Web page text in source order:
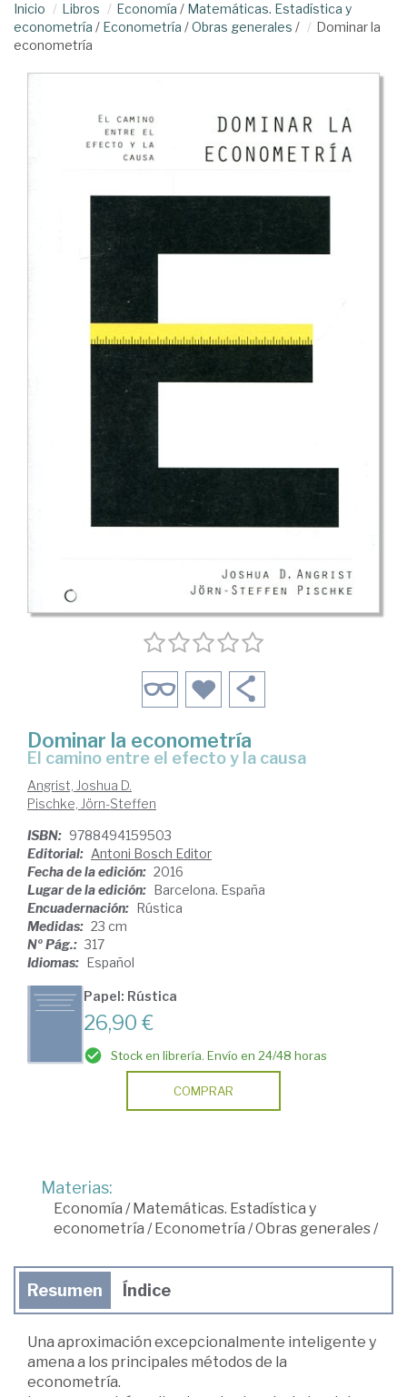
Inicio Libros Economía / Matemáticas. Estadística y
econometría / Econometría /Obras generales /
Dominar la
econometría
Dominar la econometría
el camino entre el efecto y la causa
Angrist, Joshua D.
Pischke, Jörn-Steffen
ISBN: 9788494159503
Editorial: Antoni Bosch Editor
Fecha de la edición: 2016
Lugar de la edición:
Barcelona. España
Encuadernación:
Rústica
Medidas: 23 cm
Nº Pág.: 317
Idiomas:
Español
Papel: Rústica
26,90 €
Stock en librería. Envío en 24/48 horas
COMPRAR
Materias:
Economía / Matemáticas. Estadística y
econometría / Econometría /Obras generales/
Resumen Índice
Una aproximación excepcionalmente inteligente y
amena a los principales métodos de la
econometría.